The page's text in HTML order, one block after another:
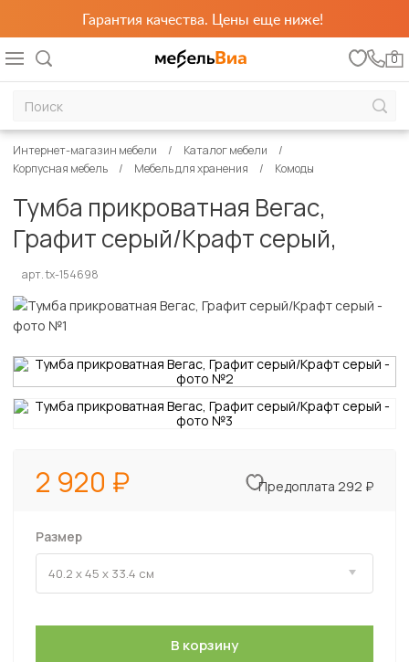
Гарантия качества. Цены еще ниже!
0
Интернет-магазин мебели
Каталог мебели
Корпусная мебель
Мебель для хранения Комоды
Тумба прикроватная Вегас,
Графит серый/Крафт серый,
арт. tx-154698
2 920 Предоплата 292 ₽
Размер